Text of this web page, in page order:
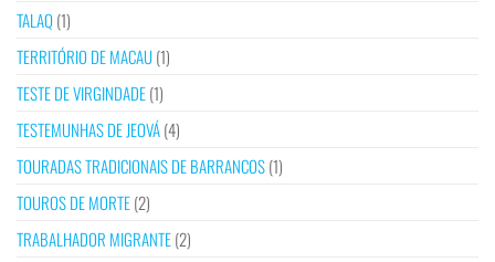
TALAQ(1)
TERRITÓRIO DE MACAU(1)
TESTE DE VIRGINDADE(1)
TESTEMUNHAS DE JEOVÁ(4)
TOURADAS TRADICIONAIS DE BARRANCOS(1)
TOUROS DE MORTE(2)
TRABALHADOR MIGRANTE(2)